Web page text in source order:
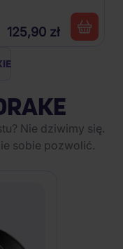
125,90 zł
Nie dziwimy się.
sobie pozwolić.